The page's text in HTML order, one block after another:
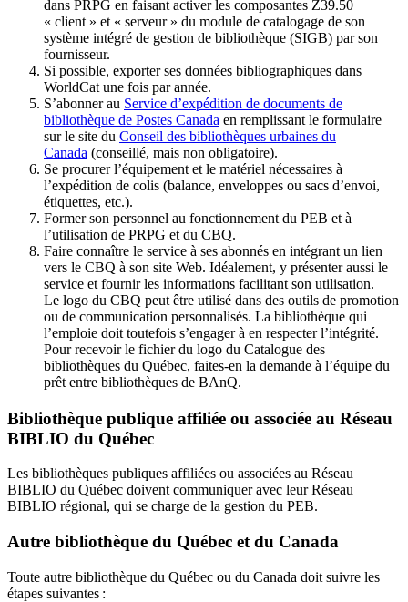
dans PRPG en faisant activer les composantes Z39.50
« client » et « serveur » du module de catalogage de son
système intégré de gestion de bibliothèque (SIGB) par son
fournisseur.
Si possible, exporter ses données bibliographiques dans
WorldCat une fois par année.
S’abonner au Service d’expédition de documents de
bibliothèque de Postes Canada en remplissant le formulaire
sur le site du Conseil des bibliothèques urbaines du
Canada (conseillé, mais non obligatoire).
Se procurer l’équipement et le matériel nécessaires à
l’expédition de colis (balance, enveloppes ou sacs d’envoi,
étiquettes, etc.).
Former son personnel au fonctionnement du PEB et à
l’utilisation de PRPG et du CBQ.
Faire connaître le service à ses abonnés en intégrant un lien
vers le CBQ à son site Web. Idéalement, y présenter aussi le
service et fournir les informations facilitant son utilisation.
Le logo du CBQ peut être utilisé dans des outils de promotion
ou de communication personnalisés. La bibliothèque qui
l’emploie doit toutefois s’engager à en respecter l’intégrité.
Pour recevoir le fichier du logo du Catalogue des
bibliothèques du Québec, faites-en la demande à l’équipe du
prêt entre bibliothèques de BAnQ.
Bibliothèque publique affiliée ou associée au Réseau
BIBLIO du Québec
Les bibliothèques publiques affiliées ou associées au Réseau
BIBLIO du Québec doivent communiquer avec leur Réseau
BIBLIO régional, qui se charge de la gestion du PEB.
Autre bibliothèque du Québec et du Canada
Toute autre bibliothèque du Québec ou du Canada doit suivre les
étapes suivantes :